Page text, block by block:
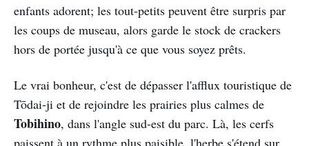
enfants adorent; les tout-petits peuvent être surpris par
les coups de museau, alors garde le stock de crackers
hors de portée jusqu'à ce que vous soyez prêts.
Le vrai bonheur, c'est de dépasser l'afflux touristique de
Tōdai-ji et de rejoindre les prairies plus calmes de
Tobihino, dans l'angle sud-est du parc. Là, les cerfs
paissent à un rythme plus paisible, l'herbe s'étend sur